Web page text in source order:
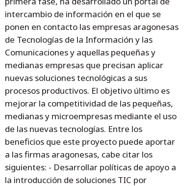
intercambio de información en el que se
ponen en contacto las empresas aragonesas
de Tecnologías de la Información y las
Comunicaciones y aquellas pequeñas y
medianas empresas que precisan aplicar
nuevas soluciones tecnológicas a sus
procesos productivos. El objetivo último es
mejorar la competitividad de las pequeñas,
medianas y microempresas mediante el uso
de las nuevas tecnologías. Entre los
beneficios que este proyecto puede aportar
a las firmas aragonesas, cabe citar los
siguientes: - Desarrollar políticas de apoyo a
la introducción de soluciones TIC por